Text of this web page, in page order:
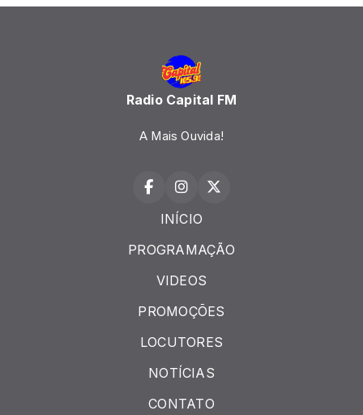
Radio Capital FM
A Mais Ouvida!
INÍCIO
PROGRAMAÇÃO
VIDEOS
PROMOÇÕES
LOCUTORES
NOTÍCIAS
CONTATO